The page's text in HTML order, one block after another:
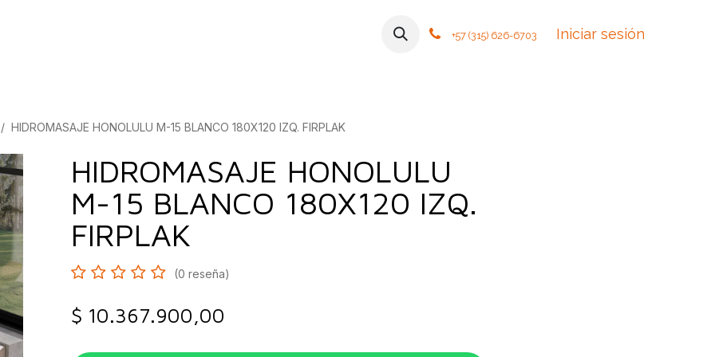
Contáctanos Foro Cursos Tiendas
+57 (315) 626-6703 Iniciar sesión
HIDROMASAJE HONOLULU M-15 BLANCO 180X120 IZQ. FIRPLAK
HIDROMASAJE HONOLULU
M-15 BLANCO 180X120 IZQ.
FIRPLAK
(0 reseña)
$ 10.367.900,00